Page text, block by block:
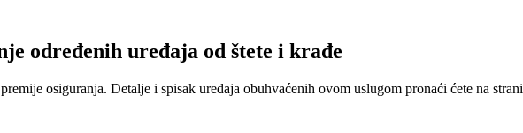
određenih uređaja od štete i krađe
osiguranja. Detalje i spisak uređaja obuhvaćenih ovom uslugom pronaći ćete na strani